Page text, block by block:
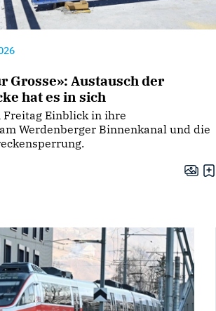
Grosse»: Austausch der
hat es in sich
Freitag Einblick in ihre
Werdenberger Binnenkanal und die